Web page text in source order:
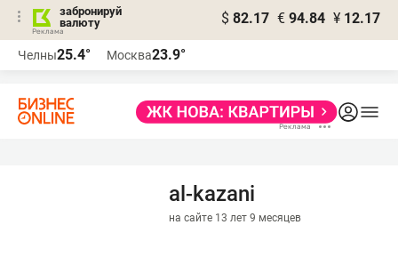
забронируй
валюту
$ 82.17 € 94.84 ¥ 12.17
Челны25.4° Москва23.9°
al-kazani
на сайте 13 лет 9 месяцев